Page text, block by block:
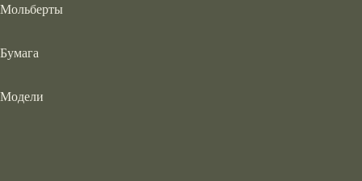
Мольберты
Бумага
Модели